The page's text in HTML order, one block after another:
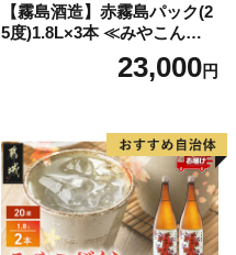
【霧島酒造】赤霧島パック(2
5度)1.8L×3本 ≪みやこんじょ
特急便≫_23-07-K03P-1800-3
23,000円